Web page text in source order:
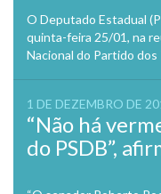
O Deputado Estadual
quinta-feira 25/01, na
Nacional do Partido dos
1 DE DEZEMBRO DE
“Não há
do PSDB”,